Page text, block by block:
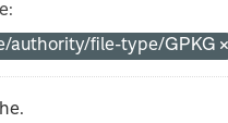
authority/file-type/GPKG